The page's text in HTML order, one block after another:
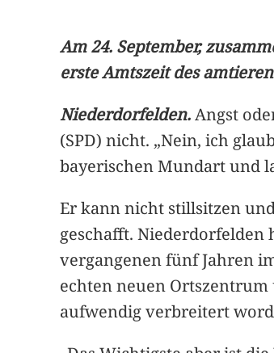
Am 24. September,
erste Amtszeit des
Niederdorfelden.Angst
(SPD) nicht. „Nein, ich
bayerischen Mundart und
Er kann nicht stillsitzen
geschafft. Niederdorfelden
vergangenen fünf Jahren
echten neuen
aufwendig verbreitert